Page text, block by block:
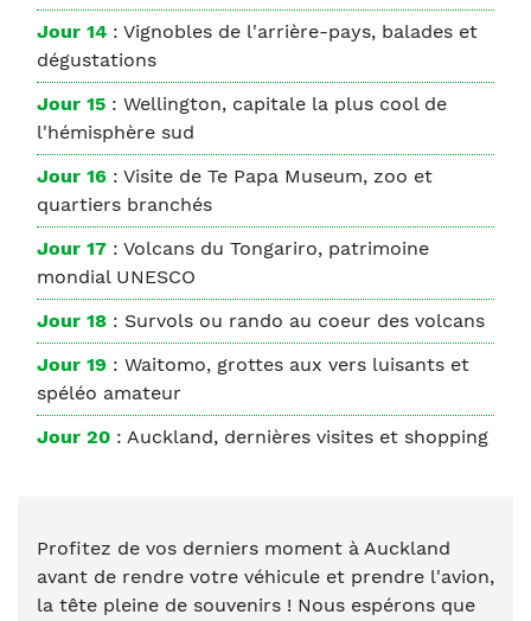
Jour 14 : Vignobles de l'arrière-pays, balades et
dégustations
Jour 15 : Wellington, capitale la plus cool de
l'hémisphère sud
Jour 16 : Visite de Te Papa Museum, zoo et
quartiers branchés
Jour 17 : Volcans du Tongariro, patrimoine
mondial UNESCO
Jour 18 : Survols ou rando au coeur des volcans
Jour 19 : Waitomo, grottes aux vers luisants et
spéléo amateur
Jour 20 : Auckland, dernières visites et shopping
Profitez de vos derniers moment à Auckland
avant de rendre votre véhicule et prendre l'avion,
la tête pleine de souvenirs ! Nous espérons que